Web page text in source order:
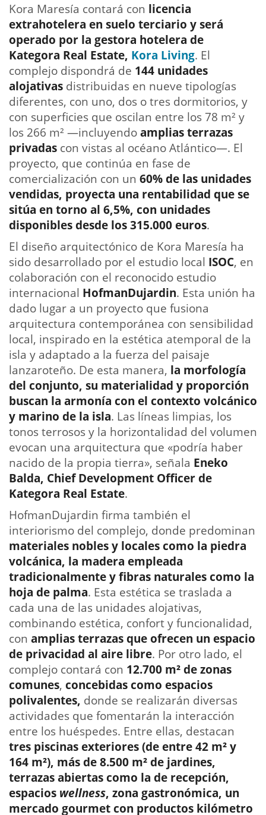
Kora Maresía contará con licencia
extrahotelera en suelo terciario y será
operado por la gestora hotelera de
Kategora Real Estate, Kora Living. El
complejo dispondrá de 144 unidades
alojativas distribuidas en nueve tipologías
diferentes, con uno, dos o tres dormitorios, y
con superficies que oscilan entre los 78 m² y
los 266 m² —incluyendoamplias terrazas
privadas con vistas al océano Atlántico—. El
proyecto, que continúa en fase de
comercialización con un 60% de las unidades
vendidas, proyecta una rentabilidad que se
sitúa en torno al 6,5%, con unidades
disponibles desde los 315.000 euros. ⁣
El diseño arquitectónico de Kora Maresía ha
sido desarrollado por el estudio local ISOC, en
colaboración con el reconocido estudio
internacional HofmanDujardin. Esta unión ha
dado lugar a un proyecto que fusiona
arquitectura contemporánea con sensibilidad
local, inspirado en la estética atemporal de la
isla y adaptado a la fuerza del paisaje
lanzaroteño. De esta manera, la morfología
del conjunto, su materialidad y proporción
buscan la armonía con el contexto volcánico
y marino de la isla. Las líneas limpias, los
tonos terrosos y la horizontalidad del volumen
evocan una arquitectura que «podría haber
nacido de la propia tierra», señala Eneko
Balda, Chief Development Officer de
Kategora Real Estate.
HofmanDujardin firma también el
interiorismo del complejo, donde predominan
materiales nobles y locales como la piedra
volcánica, la madera empleada
tradicionalmente y fibras naturales como la
hoja de palma. Esta estética se traslada a
cada una de las unidades alojativas,
combinando estética, confort y funcionalidad,
con amplias terrazas que ofrecen un espacio
de privacidad al aire libre. Por otro lado, el
complejo contará con 12.700 m² de zonas
comunes, concebidas como espacios
polivalentes, donde se realizarán diversas
actividades que fomentarán la interacción
entre los huéspedes. Entre ellas, destacan
tres piscinas exteriores (de entre 42 m² y
164 m²), más de 8.500 m² de jardines,
terrazas abiertas como la de recepción,
espacios wellness, zona gastronómica, un
mercado gourmet con productos kilómetro